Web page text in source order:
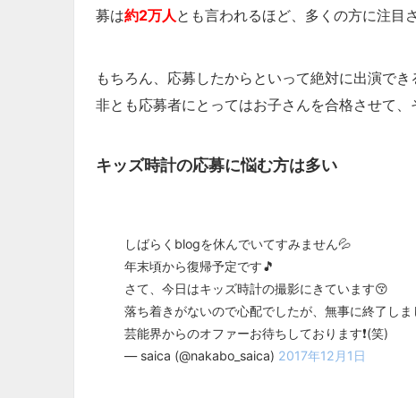
募は約2万人 とも言われるほど、多くの方に注目
もちろん、応募したからといって絶対に出演で
非とも応募者にとってはお子さんを合格させて、
キッズ時計の応募に悩む方は多い
しばらくblogを休んでいてすみません💦
年末頃から復帰予定です🎵
さて、今日はキッズ時計の撮影にきています😚
落ち着きがないので心配でしたが、無事に終了しま
芸能界からのオファーお待ちしております❗(笑)
— saica (@nakabo_saica) 2017年12月1日